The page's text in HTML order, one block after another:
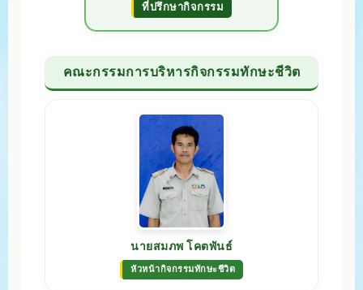
ที่ปรึกษากิจกรรม
คณะกรรมการบริหารกิจกรรมทักษะชีวิต
นายสมภพ โคตพันธ์
หัวหน้ากิจกรรมทักษะชีวิต